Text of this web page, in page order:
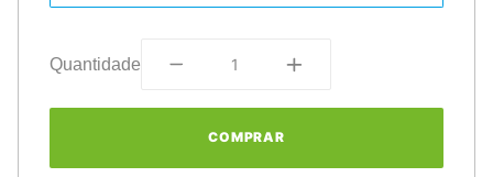
Quantidade
COMPRAR